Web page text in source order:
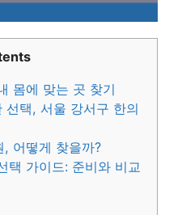
몸에 맞는 곳 찾기
선택, 서울 강서구 한의
, 어떻게 찾을까?
택 가이드: 준비와 비교